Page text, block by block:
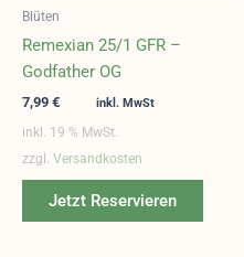
Blüten
Remexian 25/1 GFR –
Godfather OG
7,99 € inkl. MwSt
inkl. 19 % MwSt.
zzgl. Versandkosten
Jetzt Reservieren